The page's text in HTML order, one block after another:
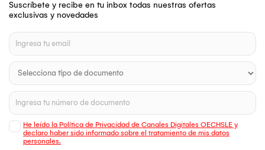
Suscríbete y recibe en tu inbox todas nuestras ofertas
exclusivas y novedades
He leído la Política de Privacidad de Canales Digitales OECHSLE y
declaro haber sido informado sobre el tratamiento de mis datos
personales.